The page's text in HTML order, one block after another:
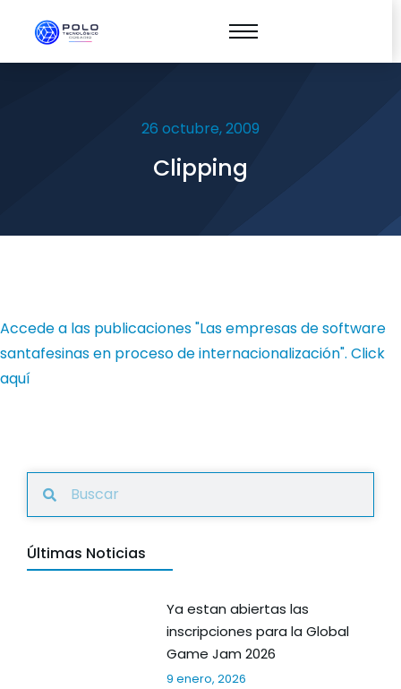
26 octubre, 2009
Clipping
Accede a las publicaciones "Las empresas de software
santafesinas en proceso de internacionalización". Click
aquí
Últimas Noticias
Ya estan abiertas las
inscripciones para la Global
Game Jam 2026
9 enero, 2026